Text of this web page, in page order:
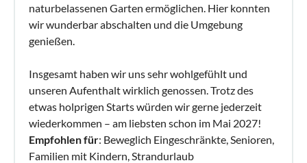
naturbelassenen Garten ermöglichen. Hier konnten
wir wunderbar abschalten und die Umgebung
genießen.
Insgesamt haben wir uns sehr wohlgefühlt und
unseren Aufenthalt wirklich genossen. Trotz des
etwas holprigen Starts würden wir gerne jederzeit
wiederkommen – am liebsten schon im Mai 2027!
Empfohlen für: Beweglich Eingeschränkte, Senioren,
Familien mit Kindern, Strandurlaub